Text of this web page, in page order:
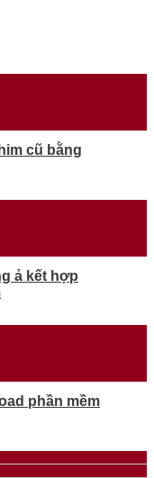
cũ bằng
ả kết hợp
phần mềm